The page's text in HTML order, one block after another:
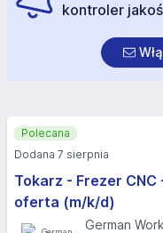
kontroler
Tokarz - Frezer
oferta (m/k/d)
German
Polecana
Dodana 7 sierpnia